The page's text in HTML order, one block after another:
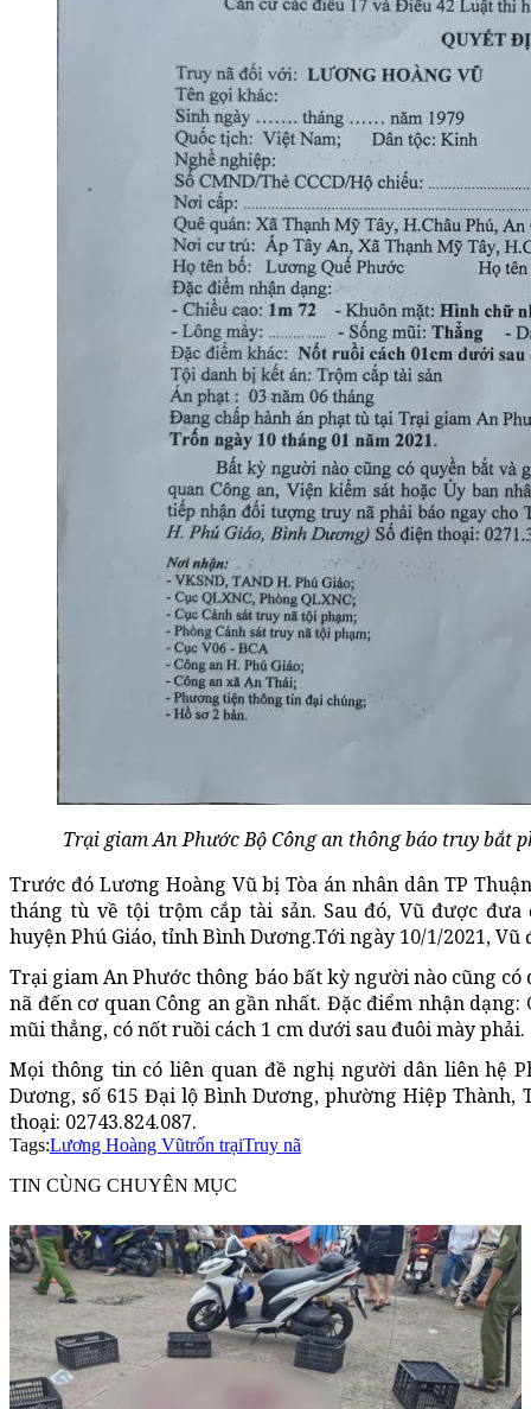
Trại giam An Phước Bộ Công an thông báo truy bắt
Trước đó Lương Hoàng Vũ bị Tòa án nhân dân TP
tháng tù về tội trộm cắp tài sản. Sau đó, Vũ được
huyện Phú Giáo, tỉnh Bình Dương.Tới ngày 10/1/2021,
Trại giam An Phước thông báo bất kỳ người nào cũng
nã đến cơ quan Công an gần nhất. Đặc điểm nhận
mũi thẳng, có nốt ruồi cách 1 cm dưới sau đuôi mày phải.
Mọi thông tin có liên quan đề nghị người dân liên hệ
Dương, số 615 Đại lộ Bình Dương, phường Hiệp Thành,
thoại: 02743.824.087.
Tags:Lương Hoàng Vũtrốn trạiTruy nã
TIN CÙNG CHUYÊN MỤC